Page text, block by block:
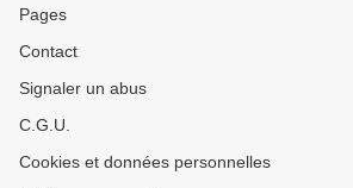
Pages
Contact
Signaler un abus
C.G.U.
Cookies et données personnelles